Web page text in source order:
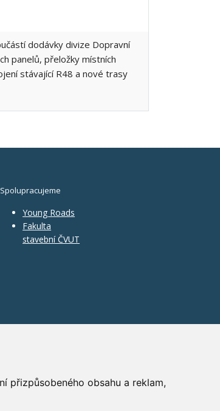
přizpůsobeného obsahu a reklam,
dodávky divize Dopravní
panelů, přeložky místních
stávající R48 a nové trasy
Spolupracujeme
Young Roads
Fakulta
stavební ČVUT